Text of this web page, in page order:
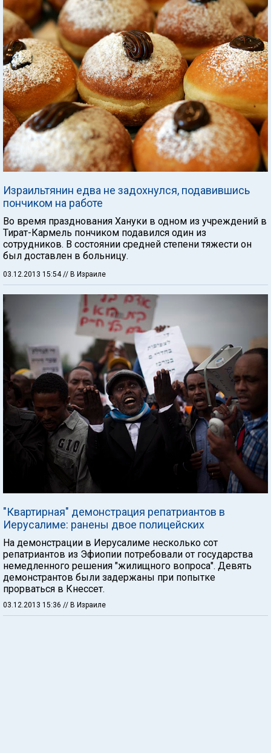
Израильтянин едва не задохнулся, подавившись
пончиком на работе
Во время празднования Хануки в одном из учреждений в
Тират-Кармель пончиком подавился один из
сотрудников. В состоянии средней степени тяжести он
был доставлен в больницу.
03.12.2013 15:54 // В Израиле
"Квартирная" демонстрация репатриантов в
Иерусалиме: ранены двое полицейских
На демонстрации в Иерусалиме несколько сот
репатриантов из Эфиопии потребовали от государства
немедленного решения "жилищного вопроса". Девять
демонстрантов были задержаны при попытке
прорваться в Кнессет.
03.12.2013 15:36 // В Израиле